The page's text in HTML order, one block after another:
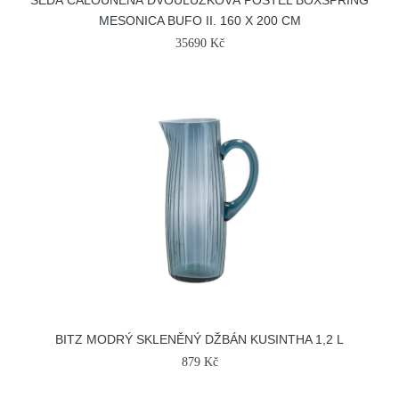
MESONICA BUFO II. 160 X 200 CM
35690 Kč
BITZ MODRÝ SKLENĚNÝ DŽBÁN KUSINTHA 1,2 L
879 Kč